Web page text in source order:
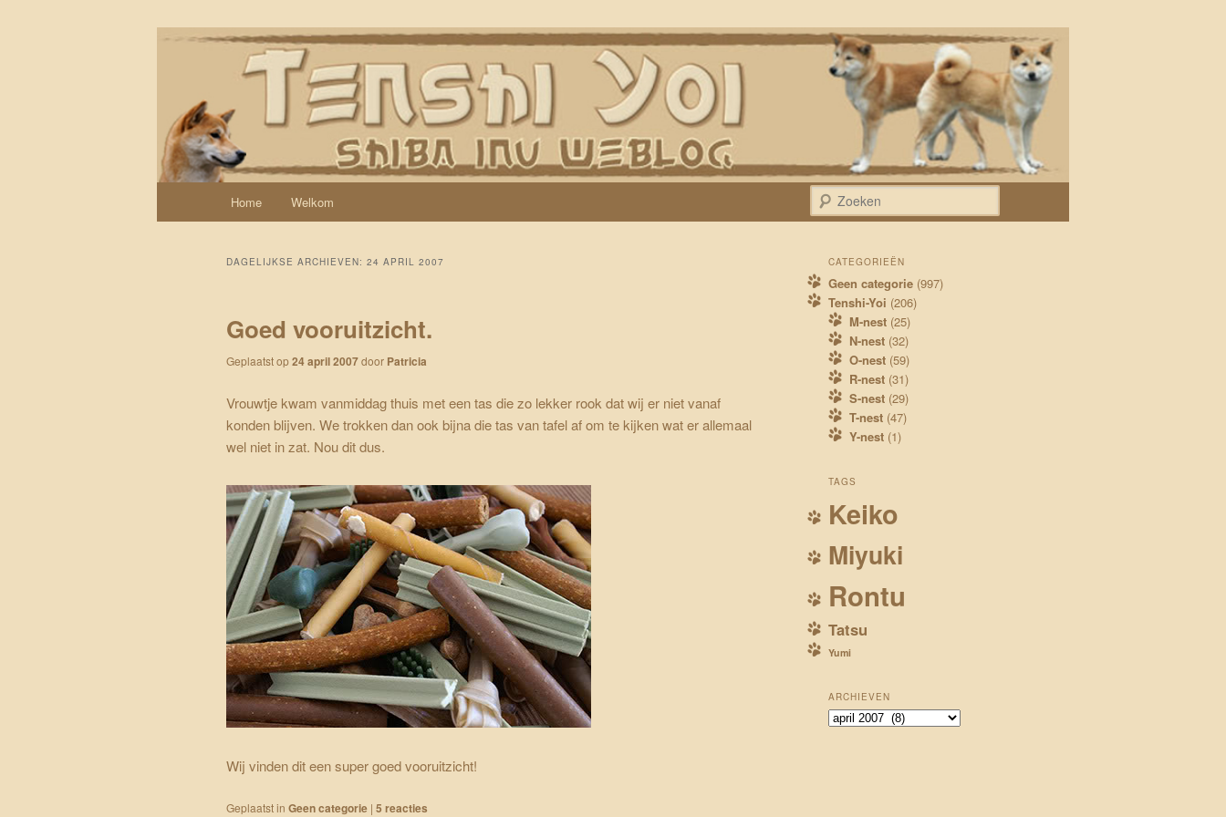
Spring naar de primaire inhoud
Spring naar de secundaire inhoud
Tenshi Yoi
Een weblog over onze Shiba’s (Keiko, Rontu, Miyuki, Tatsu en Yumi)
Home Welkom
DAGELIJKSE ARCHIEVEN: 24 APRIL 2007
Goed vooruitzicht.
Geplaatst op24 april 2007door Patricia
Vrouwtje kwam vanmiddag thuis met een tas die zo lekker rook dat wij er niet vanaf
konden blijven. We trokken dan ook bijna die tas van tafel af om te kijken wat er allemaal
wel niet in zat. Nou dit dus.
Wij vinden dit een super goed vooruitzicht!
Geplaatst in Geen categorie | 5 reacties
CATEGORIEËN
Geen categorie (997)
Tenshi-Yoi (206)
M-nest(25)
N-nest(32)
O-nest(59)
R-nest(31)
S-nest(29)
T-nest(47)
Y-nest(1)
TAGS
Keiko
Miyuki
Rontu
Tatsu
Yumi
ARCHIEVEN
Archieven